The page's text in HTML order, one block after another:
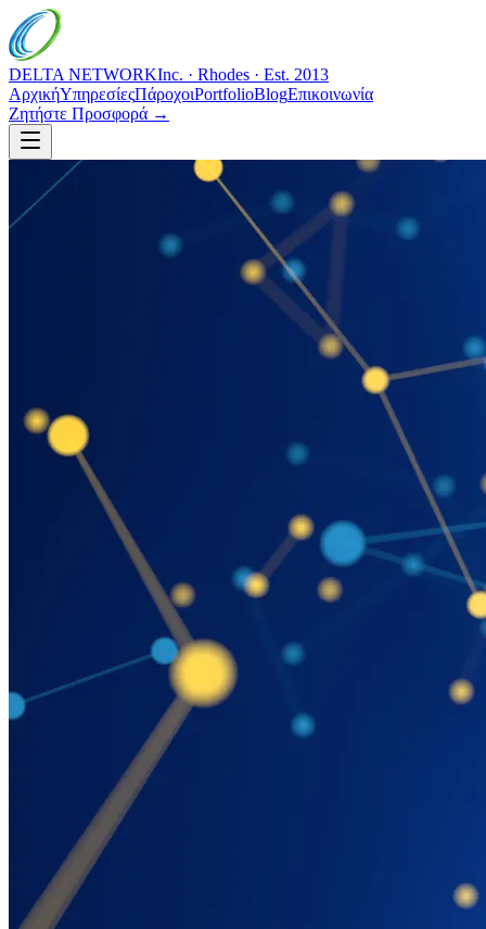
DELTA NETWORKInc. · Rhodes · Est. 2013
ΑρχικήΥπηρεσίεςΠάροχοιPortfolioBlogΕπικοινωνία
Ζητήστε Προσφορά →